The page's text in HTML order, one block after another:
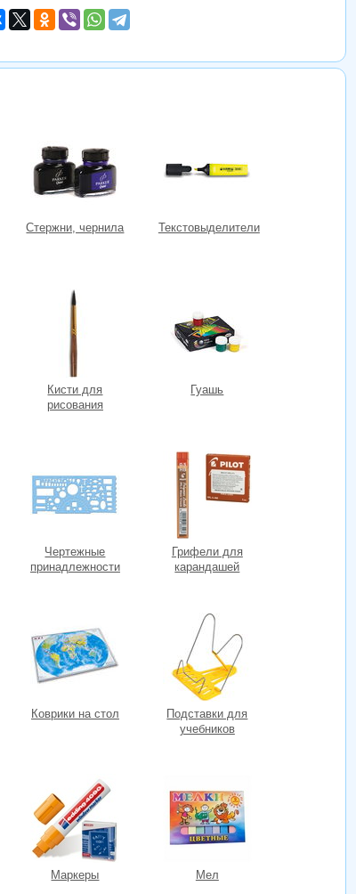
Стержни, чернила Текстовыделители
Кисти для
рисования
Гуашь
Чертежные
принадлежности
Грифели для
карандашей
Коврики на стол
Подставки для
учебников
Маркеры Мел